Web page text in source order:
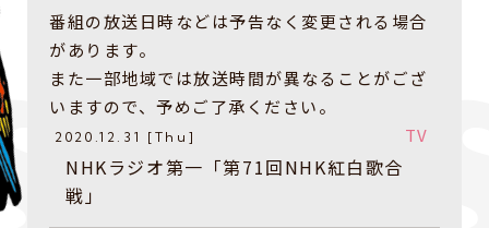
番組の放送日時などは予告なく変更される場合
があります。
また一部地域では放送時間が異なることがござ
いますので、予めご了承ください。
2020.12.31 [Thu] TV
​NHKラジオ第一「第71回NHK紅白歌合
戦」